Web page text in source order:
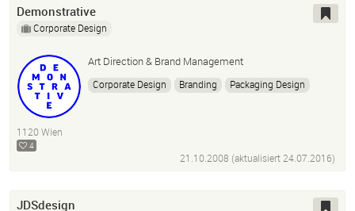
Demonstrative
Corporate Design
Art Direction & Brand Management
Corporate Design Branding
Packaging Design
1120 Wien
4
21.10.2008 (aktualisiert24.07.2016)
JDSdesign